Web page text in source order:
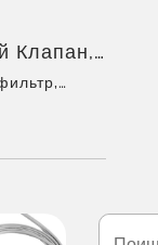
Клапан,
|